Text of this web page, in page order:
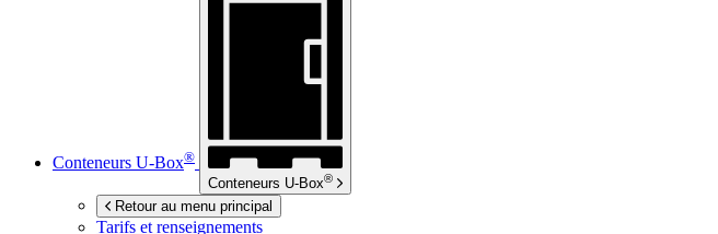
Conteneurs U-Box®
Conteneurs U-Box®
Retour au menu principal
Tarifs et renseignements